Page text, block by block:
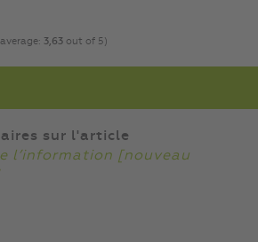
3,63 out of 5)
sur l'article
l’information [nouveau